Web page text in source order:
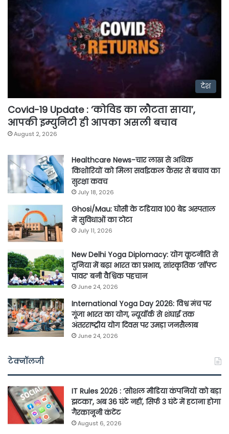
देश
Covid-19 Update : ‘कोविड का लौटता साया’,
आपकी इम्युनिटी ही आपका असली बचाव
August 2, 2026
Healthcare News-चार लाख से अधिक
किशोरियों को मिला सर्वाइकल कैंसर से बचाव का
सुरक्षा कवच
July 18, 2026
Ghosi/Mau: घोसी के टडियाव 100 बेड अस्पताल
में सुविधाओं का टोटा
July 11, 2026
New Delhi Yoga Diplomacy: योग कूटनीति से
दुनिया में बढ़ा भारत का प्रभाव, सांस्कृतिक ‘सॉफ्ट
पावर’ बनी वैश्विक पहचान
June 24, 2026
International Yoga Day 2026: विश्व मंच पर
गूंजा भारत का योग, न्यूयॉर्क से शंघाई तक
अंतरराष्ट्रीय योग दिवस पर उमड़ा जनसैलाब
June 24, 2026
टेक्नॉलजी
IT Rules 2026 : ‘सोशल मीडिया कंपनियों को बड़ा
झटका’, अब 36 घंटे नहीं, सिर्फ 3 घंटे में हटाना होगा
गैरकानूनी कंटेंट
August 6, 2026